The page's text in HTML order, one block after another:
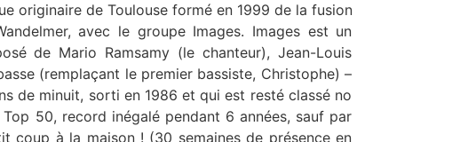
originaire de Toulouse formé en 1999 de la fusion
avec le groupe Images. Images est un
de Mario Ramsamy (le chanteur), Jean-Louis
(remplaçant le premier bassiste, Christophe) –
de minuit, sorti en 1986 et qui est resté classé no
50, record inégalé pendant 6 années, sauf par
coup à la maison ! (30 semaines de présence en